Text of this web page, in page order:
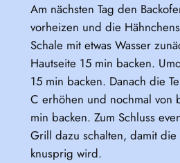
Am nächsten Tag den
vorheizen und die
Schale mit etwas Wasser
Hautseite 15 min backen.
15 min backen. Danach die
C erhöhen und nochmal von
min backen. Zum Schluss
Grill dazu schalten, damit die
knusprig wird.